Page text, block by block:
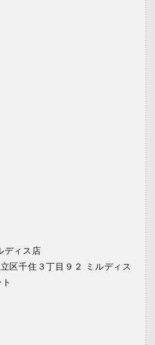
ディス店
区千住３丁目９２ ミルディス